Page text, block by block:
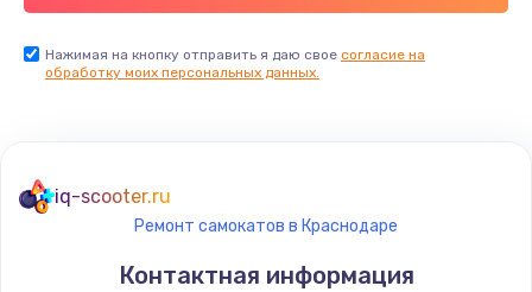
Нажимая на кнопку отправить я даю свое согласие на
обработку моих персональных данных.
iq-scooter.ru
Ремонт самокатов в Краснодаре
Контактная информация